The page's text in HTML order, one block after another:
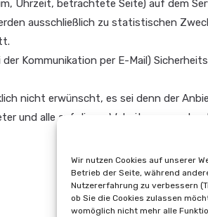
Wir nutzen Cookies auf unserer
Betrieb der Seite, während
Nutzererfahrung zu verbessern
ob Sie die Cookies zulassen
womöglich nicht mehr alle
Uhrzeit, betrachtete Seite) auf dem
ausschließlich zu statistischen
Kommunikation per E-Mail)
nicht erwünscht, es sei denn der
und alle auf dieser Website genannten